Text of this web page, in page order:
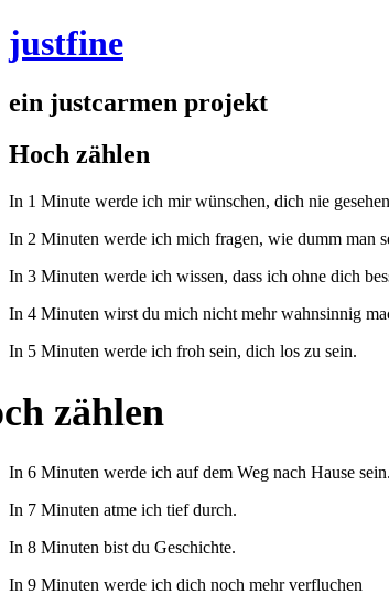
Zum
Inhalt
justfine
ein justcarmen projekt
Hoch zählen
In 1 Minute werde ich mir wünschen, dich nie
In 2 Minuten werde ich mich fragen, wie dumm man
In 3 Minuten werde ich wissen, dass ich ohne dich
In 4 Minuten wirst du mich nicht mehr wahnsinnig
In 5 Minuten werde ich froh sein, dich los zu sein.
zählen
In 6 Minuten werde ich auf dem Weg nach Hause sein.
In 7 Minuten atme ich tief durch.
In 8 Minuten bist du Geschichte.
In 9 Minuten werde ich dich noch mehr verfluchen